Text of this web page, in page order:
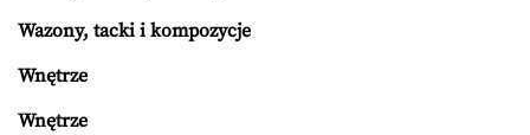
Wazony, tacki i kompozycje
Wnętrze
Wnętrze